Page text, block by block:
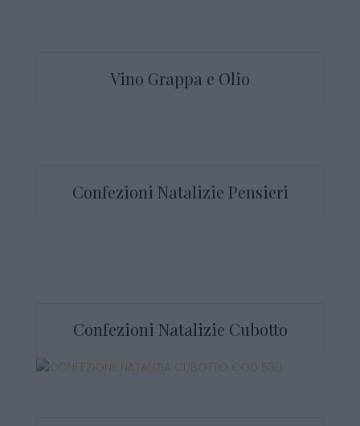
Vino Grappa e Olio
Confezioni Natalizie Pensieri
Confezioni Natalizie Cubotto